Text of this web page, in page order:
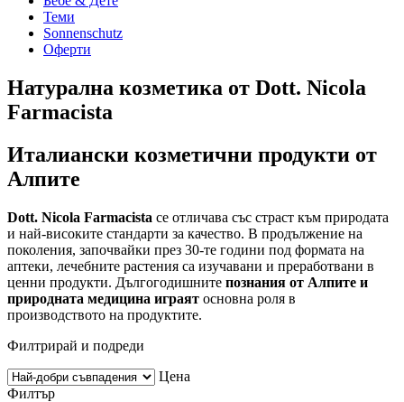
Теми
Sonnenschutz
Оферти
Натурална козметика от Dott. Nicola
Farmacista
Италиански козметични продукти от
Алпите
Dott. Nicola Farmacista се отличава със страст към природата
и най-високите стандарти за качество. В продължение на
поколения, започвайки през 30-те години под формата на
аптеки, лечебните растения са изучавани и преработвани в
ценни продукти. Дългогодишните познания от Алпите и
природната медицина играят основна роля в
производството на продуктите.
Филтрирай и подреди
Цена
Филтър